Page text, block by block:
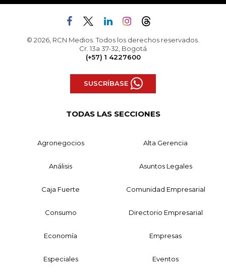
© 2026, RCN Medios. Todos los derechos reservados.
Cr. 13a 37-32, Bogotá
(+57) 1 4227600
SUSCRÍBASE
TODAS LAS SECCIONES
Agronegocios Alta Gerencia
Análisis Asuntos Legales
Caja Fuerte Comunidad Empresarial
Consumo Directorio Empresarial
Economía Empresas
Especiales Eventos